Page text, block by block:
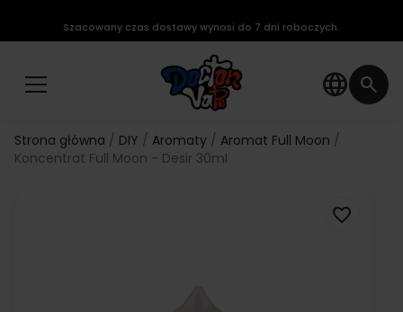
language search
Szacowany czas dostawy wynosi do 7 dni roboczych.
Strona główna DIY Aromaty
Aromat Full Moon
Koncentrat Full Moon - Desir 30ml
favorite_border